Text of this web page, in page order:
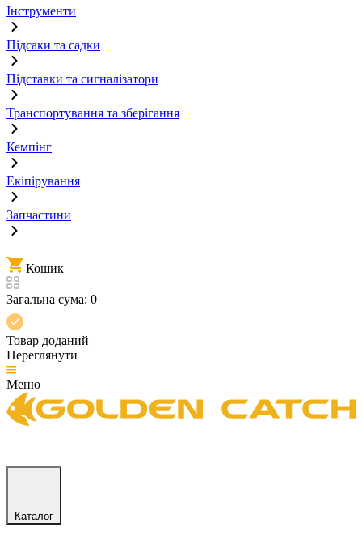
Інструменти
Підсаки та садки
Підставки та сигналізатори
Транспортування та зберігання
Кемпінг
Екіпірування
Запчастини
Кошик
Загальна сума: 0
Товар доданий
Переглянути
Меню
Каталог